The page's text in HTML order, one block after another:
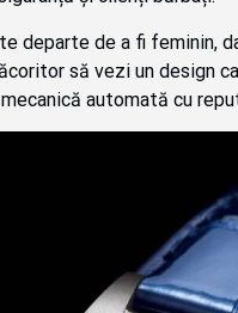
departe de a fi feminin,
să vezi un design
automată cu